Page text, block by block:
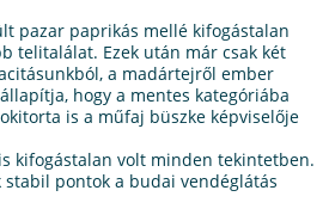
pazar paprikás mellé kifogástalan
telitalálat. Ezek után már csak két
a madártejről ember
hogy a mentes kategóriába
is a műfaj büszke képviselője
kifogástalan volt minden tekintetben.
pontok a budai vendéglátás